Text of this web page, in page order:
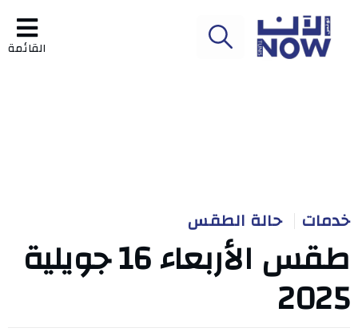
القائمة
خدمات حالة الطقس
طقس الأربعاء 16 جويلية
2025